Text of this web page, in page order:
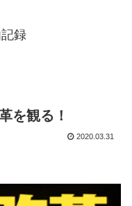
録
を観る！
2020.03.31